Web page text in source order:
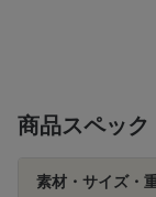
商品スペック
素材・サイズ・